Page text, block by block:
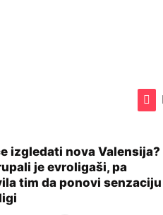
izgledati nova Valensija?
je evroligaši, pa
tim da ponovi senzaciju